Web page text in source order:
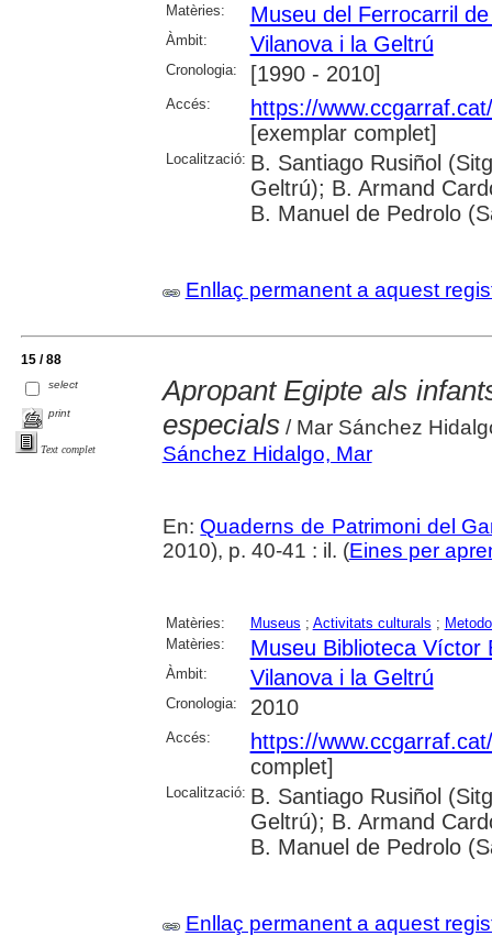
Matèries:
Museu del Ferrocarril
Àmbit: Vilanova i la Geltrú
Cronologia: [1990 - 2010]
Accés:
https://
[exemplar complet]
Localització: B. Santiago Rusiñol
Geltrú); B. Armand
B. Manuel de Pedrolo
Enllaç permanent a aquest
15 / 88
select
print
Text complet
Apropant Egipte als
especials/ Mar Sánchez
Sánchez Hidalgo, Mar
En: Quaderns de Patrimoni del
2010), p. 40-41 : il. (Eines per
Matèries: Museus ; Activitats culturals ;
Matèries:
Museu Biblioteca Víctor
Àmbit: Vilanova i la Geltrú
Cronologia: 2010
Accés:
https://
complet]
Localització: B. Santiago Rusiñol
Geltrú); B. Armand
B. Manuel de Pedrolo
Enllaç permanent a aquest